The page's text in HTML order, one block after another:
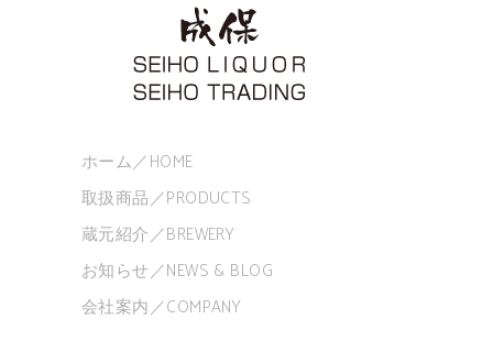
ホーム／HOME
取扱商品／PRODUCTS
蔵元紹介／BREWERY
お知らせ／NEWS & BLOG
会社案内／COMPANY